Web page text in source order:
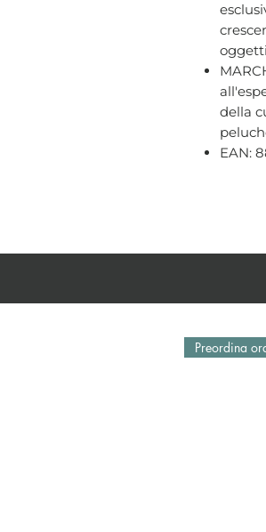
della
EAN:
Preordina